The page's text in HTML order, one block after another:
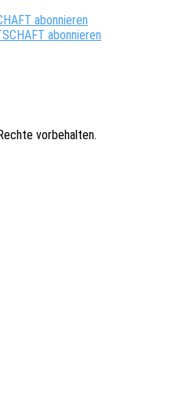
vorbehalten.